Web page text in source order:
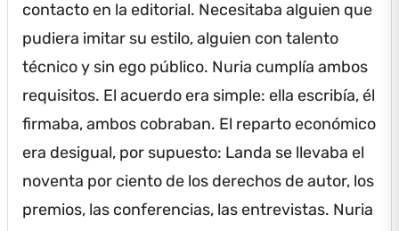
contacto en la editorial. Necesitaba alguien que
pudiera imitar su estilo, alguien con talento
técnico y sin ego público. Nuria cumplía ambos
requisitos. El acuerdo era simple: ella escribía, él
firmaba, ambos cobraban. El reparto económico
era desigual, por supuesto: Landa se llevaba el
noventa por ciento de los derechos de autor, los
premios, las conferencias, las entrevistas. Nuria